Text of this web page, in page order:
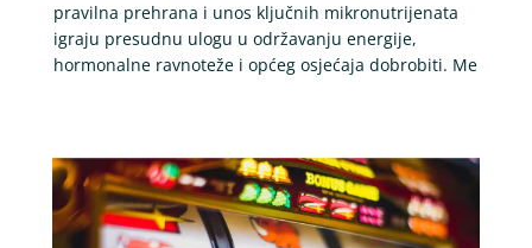
pravilna prehrana i unos ključnih mikronutrijenata
igraju presudnu ulogu u održavanju energije,
hormonalne ravnoteže i općeg osjećaja dobrobiti. Me